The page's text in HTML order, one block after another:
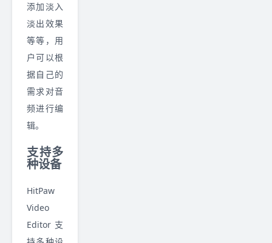
添加淡入
淡出效果
等等，用
户可以根
据自己的
需求对音
频进行编
辑。
支持多
种设备
HitPaw
Video
Editor 支